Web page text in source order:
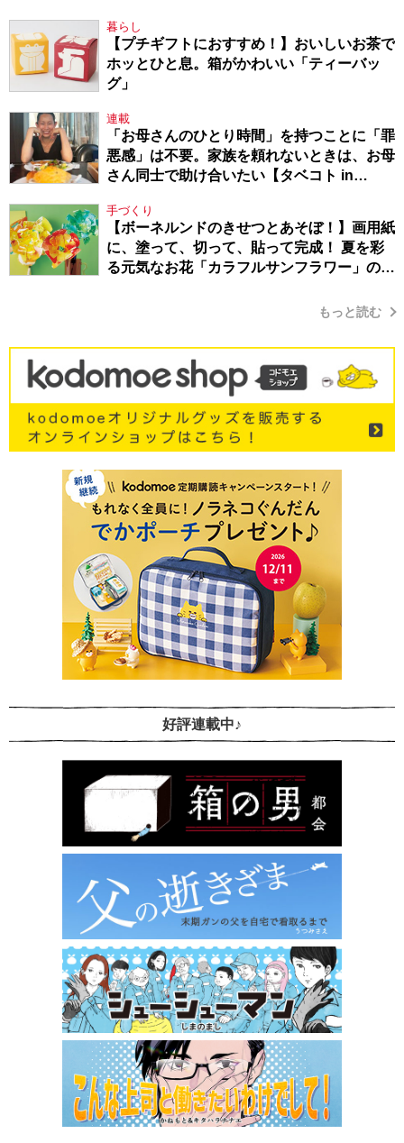
暮らし
【プチギフトにおすすめ！】おいしいお茶で
ホッとひと息。箱がかわいい「ティーバッ
グ」
連載
「お母さんのひとり時間」を持つことに「罪
悪感」は不要。家族を頼れないときは、お母
さん同士で助け合いたい【タベコト in
手づくり
【ボーネルンドのきせつとあそぼ！】画用紙
に、塗って、切って、貼って完成！ 夏を彩
る元気なお花「カラフルサンフラワー」の作
もっと読む
好評連載中♪